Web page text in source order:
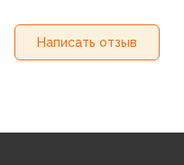
Написать отзыв